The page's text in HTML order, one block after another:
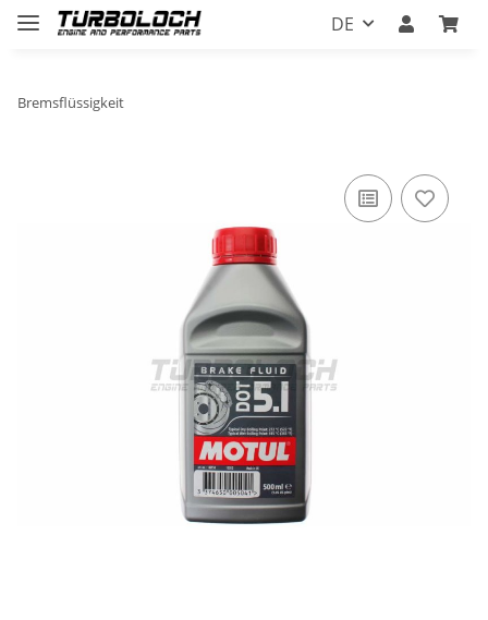
DE
Bremsflüssigkeit